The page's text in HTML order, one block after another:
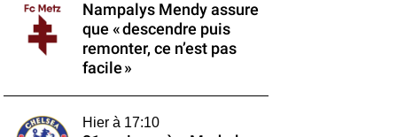
Nampalys Mendy assure
que « descendre puis
remonter, ce n’est pas
facile »
Hier à 17:10